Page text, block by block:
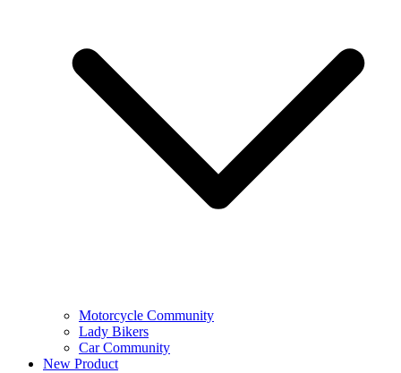
Motorcycle Community
Lady Bikers
Car Community
New Product